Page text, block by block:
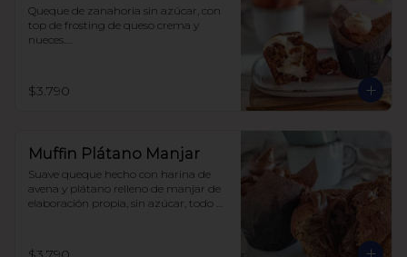
Queque de zanahoria sin azúcar, con
top de frosting de queso crema y
nueces.
$3.790
Muffin Plátano Manjar
Suave queque hecho con harina de
avena y plátano relleno de manjar de
elaboración propia, sin azúcar, todo